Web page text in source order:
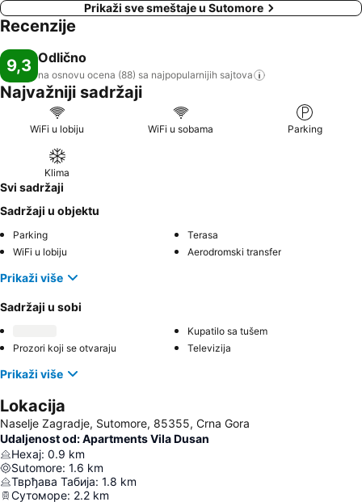
Prikaži sve smeštaje u Sutomore
Recenzije
9,3 Odlično
na osnovu ocena (88) sa najpopularnijih sajtova
Najvažniji sadržaji
WiFi u lobiju WiFi u sobama Parking
Klima
Svi sadržaji
Sadržaji u objektu
Parking
Terasa
WiFi u lobiju
Aerodromski transfer
Prikaži više
Sadržaji u sobi
Kupatilo sa tušem
Prozori koji se otvaraju
Televizija
Prikaži više
Lokacija
Naselje Zagradje, Sutomore, 85355, Crna Gora
Udaljenost od: Apartments Vila Dusan
Нехај: 0.9 km
Sutomore: 1.6 km
Тврђава Табија: 1.8 km
Сутоморе: 2.2 km